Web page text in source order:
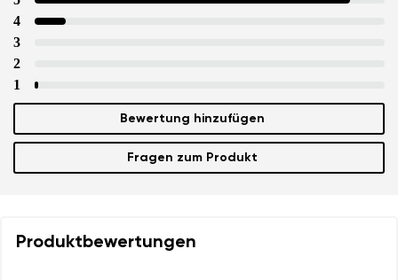
4
3
2
1
Bewertung hinzufügen
Fragen zum Produkt
Produktbewertungen